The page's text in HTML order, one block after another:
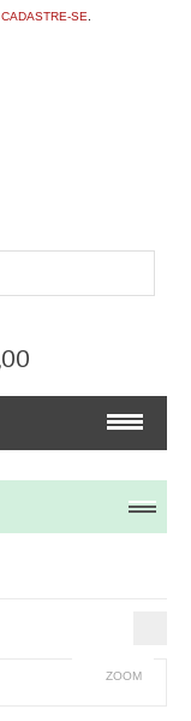
CADASTRE-SE
ZOOM